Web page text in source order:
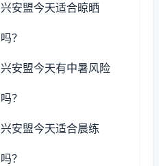
兴安盟今天适合晾晒
吗？
兴安盟今天有中暑风险
吗？
兴安盟今天适合晨练
吗？